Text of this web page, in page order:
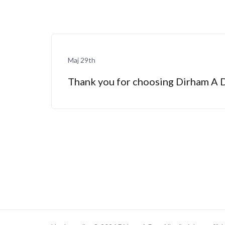
Maj 29th
Thank you for choosing Dirham A